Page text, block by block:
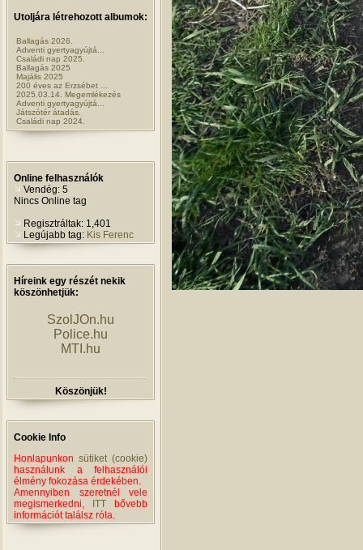
Utoljára létrehozott albumok:
Ballagás 2026.
Adventi gyertyagyújtá...
Családi nap 2025.
Ballagás 2025
Majális 2025
200 éves az Erzsébet ...
2025.03.14. Megemlékezés
Adventi gyertyagyújtá...
Játszótér átadás.
Családi nap 2024.
Online felhasználók
Vendég: 5
Nincs Online tag
Regisztráltak: 1,401
Legújabb tag: Kis Ferenc
Híreink egy részét nekik
köszönhetjük:
SzolJOn.hu
Police.hu
MTI.hu
Köszönjük!
Cookie Info
Honlapunkon sütiket (cookie)
használunk a felhasználói
élmény fokozása érdekében.
Amennyiben szeretnél vele
megismerkedni,
ITT bővebb
információt találsz róla.